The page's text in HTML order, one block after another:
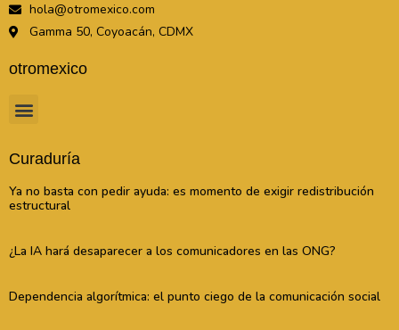
hola@otromexico.com
Gamma 50, Coyoacán, CDMX
otromexico
Curaduría
Ya no basta con pedir ayuda: es momento de exigir redistribución
estructural
¿La IA hará desaparecer a los comunicadores en las ONG?
Dependencia algorítmica: el punto ciego de la comunicación social